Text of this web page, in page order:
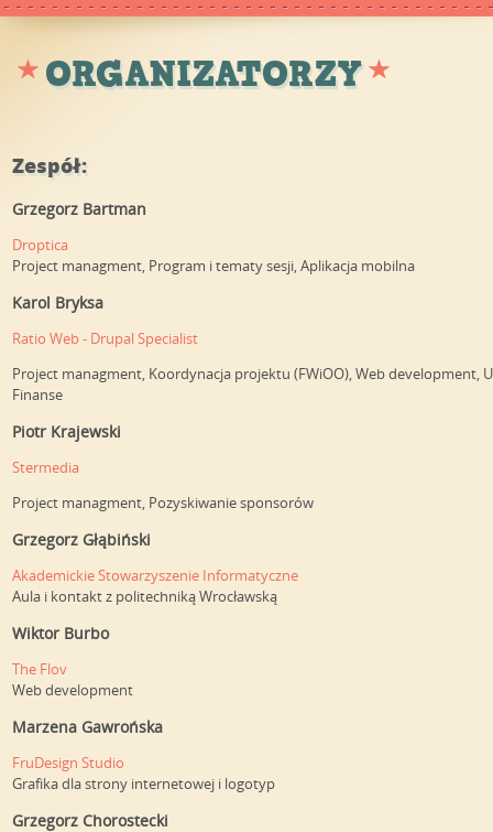
ORGANIZATORZY
Zespół:
Grzegorz Bartman
Droptica
Project managment, Program i tematy sesji, Aplikacja mobilna
Karol Bryksa
Ratio Web - Drupal Specialist
Project managment, Koordynacja projektu (FWiOO), Web development,
Finanse
Piotr Krajewski
Stermedia
Project managment, Pozyskiwanie sponsorów
Grzegorz Głąbiński
Akademickie Stowarzyszenie Informatyczne
Aula i kontakt z politechniką Wrocławską
Wiktor Burbo
The Flov
Web development
Marzena Gawrońska
FruDesign Studio
Grafika dla strony internetowej i logotyp
Grzegorz Chorostecki